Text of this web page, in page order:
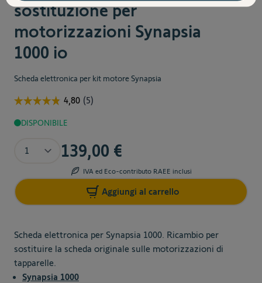
sostituzione per
motorizzazioni Synapsia
1000 io
Scheda elettronica per kit motore Synapsia
DISPONIBILE
139,00 €
IVA ed Eco-contributo RAEE inclusi
Aggiungi al carrello
Scheda elettronica per Synapsia 1000. Ricambio per
sostituire la scheda originale sulle motorizzazioni di
tapparelle.
Synapsia 1000